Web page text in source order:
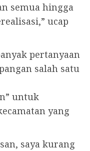
semua hingga
ucap
pertanyaan
salah satu
untuk
yang
saya kurang